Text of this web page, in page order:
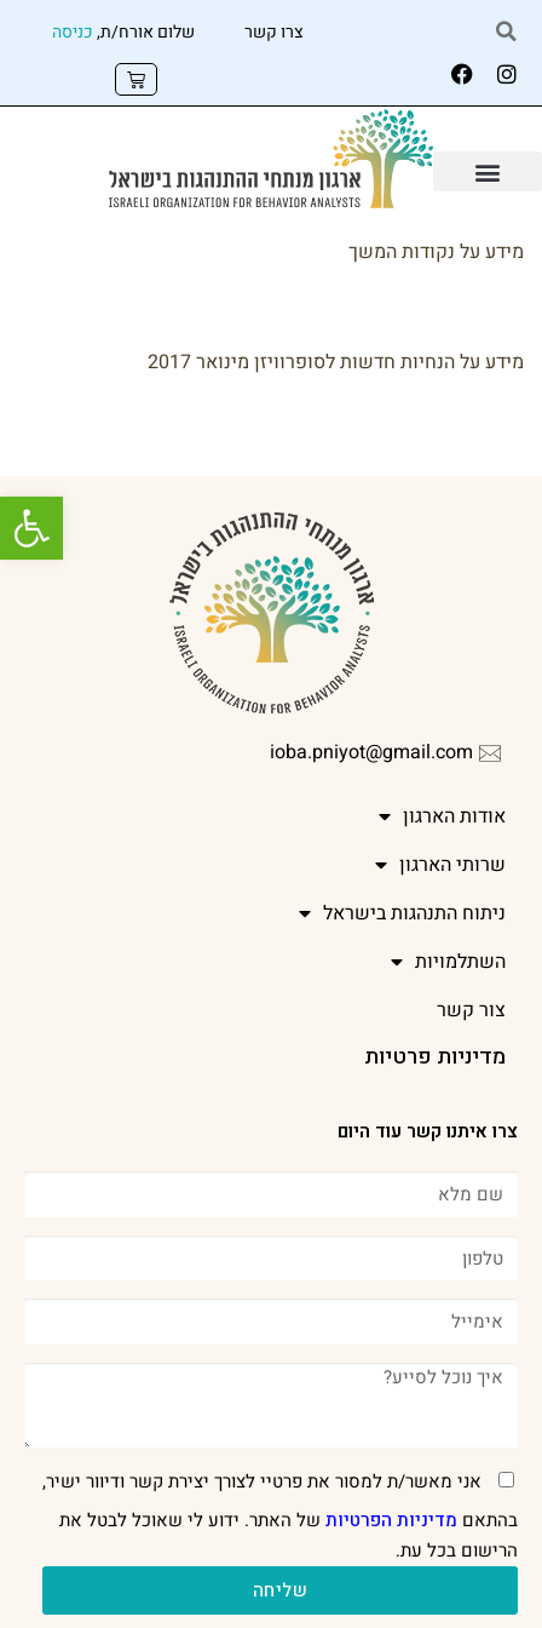
צרו קשר שלום אורח/ת,כניסה
מידע על נקודות המשך
מידע על הנחיות חדשות לסופרוויזן מינואר 2017
ioba.pniyot@gmail.com
אודות הארגון
שרותי הארגון
ניתוח התנהגות בישראל
השתלמויות
צור קשר
מדיניות פרטיות
צרו איתנו קשר עוד היום
אני מאשר/ת למסור את פרטיי לצורך יצירת קשר ודיוור ישיר,
בהתאם מדיניות הפרטיות של האתר. ידוע לי שאוכל לבטל את
הרישום בכל עת.
שליחה